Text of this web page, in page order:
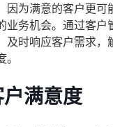
因为满意的客户更可
业务机会。通过客户
及时响应客户需求，
满意度